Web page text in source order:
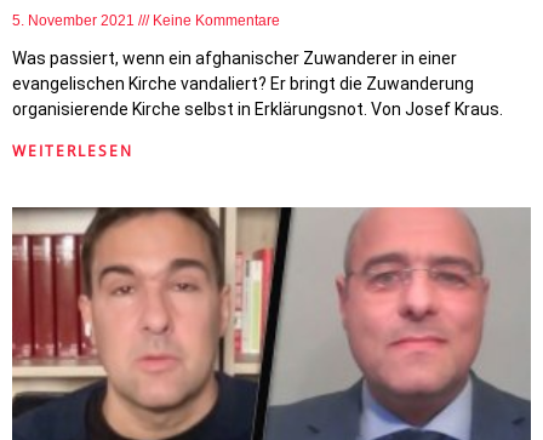
5. November 2021 Keine Kommentare
Was passiert, wenn ein afghanischer Zuwanderer in einer
evangelischen Kirche vandaliert? Er bringt die Zuwanderung
organisierende Kirche selbst in Erklärungsnot. Von Josef Kraus.
WEITERLESEN